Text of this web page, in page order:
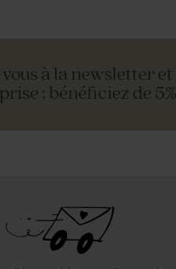
à la newsletter
: bénéficiez de